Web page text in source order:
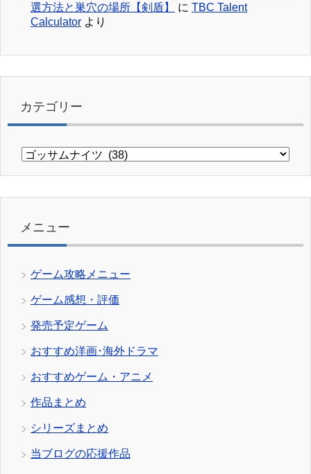
選方法と巣穴の場所【剣盾】
に TBC Talent
Calculator より
カテゴリー
カ
リ
メニュー
ゲーム攻略メニュー
ゲーム感想・評価
発売予定ゲーム
おすすめ洋画･海外ドラマ
おすすめゲーム・アニメ
作品まとめ
シリーズまとめ
当ブログの応援作品